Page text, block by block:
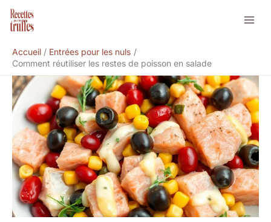
Aller
Accueil
Entrées pour les nuls
Comment réutiliser les restes de poisson en salade
Rechercher